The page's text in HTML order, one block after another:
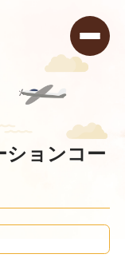
ョンコー